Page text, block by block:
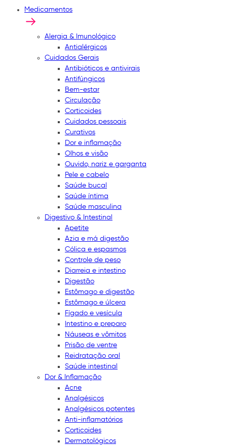
Medicamentos
Alergia & Imunológico
Antialérgicos
Cuidados Gerais
Antibióticos e antivirais
Antifúngicos
Bem-estar
Circulação
Corticoides
Cuidados pessoais
Curativos
Dor e inflamação
Olhos e visão
Ouvido, nariz e garganta
Pele e cabelo
Saúde bucal
Saúde íntima
Saúde masculina
Digestivo & Intestinal
Apetite
Azia e má digestão
Cólica e espasmos
Controle de peso
Diarreia e intestino
Digestão
Estômago e digestão
Estômago e úlcera
Fígado e vesícula
Intestino e preparo
Náuseas e vômitos
Prisão de ventre
Reidratação oral
Saúde intestinal
Dor & Inflamação
Acne
Analgésicos
Analgésicos potentes
Anti-inflamatórios
Corticoides
Dermatológicos